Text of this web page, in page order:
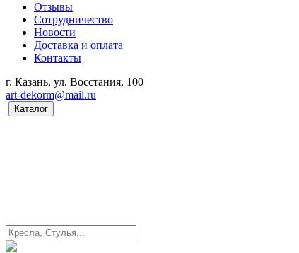
Отзывы
Сотрудничество
Новости
Доставка и оплата
Контакты
г. Казань, ул. Восстания, 100
art-dekorm@mail.ru
Каталог